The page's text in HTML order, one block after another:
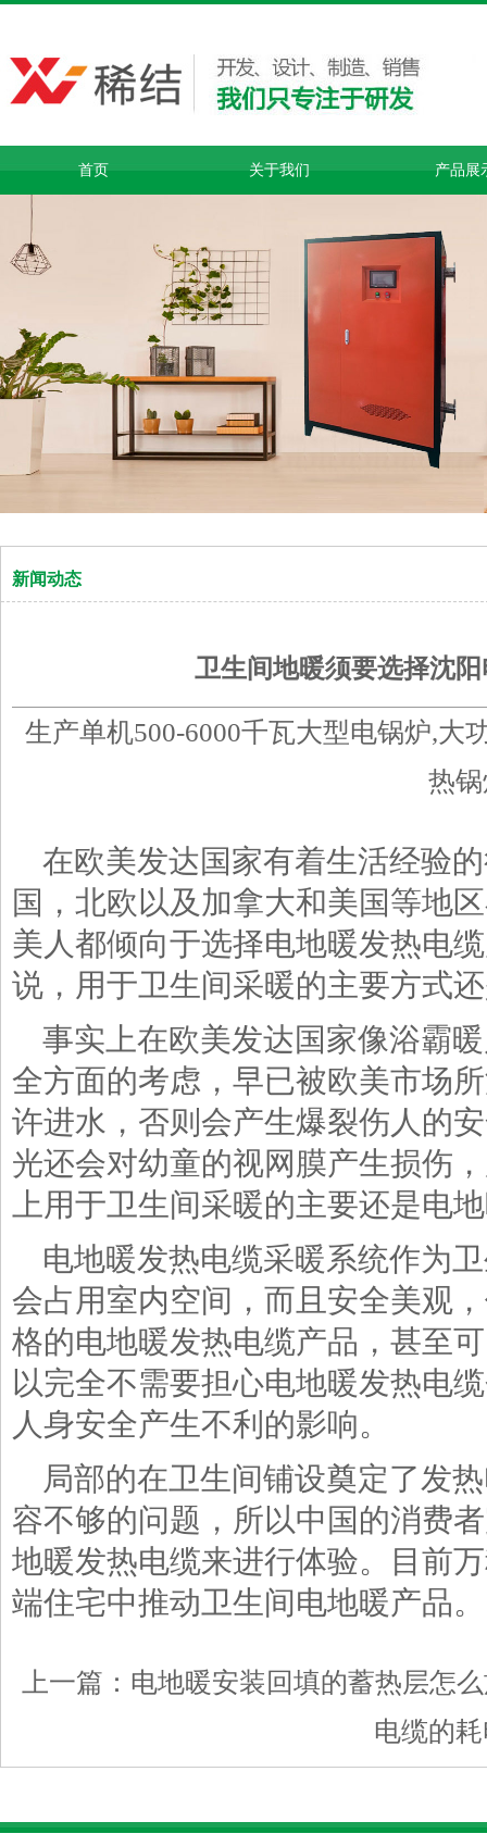
首页 关于我们 产品展
新闻动态
卫生间地暖须要选择沈
生产单机500-6000千瓦大型电锅炉,大
热
在欧美发达国家有着生活经验
国，北欧以及加拿大和美国等地
美人都倾向于选择电地暖发热电
说，用于卫生间采暖的主要方式
事实上在欧美发达国家像浴霸
全方面的考虑，早已被欧美市场
许进水，否则会产生爆裂伤人的
光还会对幼童的视网膜产生损伤
上用于卫生间采暖的主要还是电
电地暖发热电缆采暖系统作为
会占用室内空间，而且安全美观
格的电地暖发热电缆产品，甚至
以完全不需要担心电地暖发热电
人身安全产生不利的影响。
局部的在卫生间铺设奠定了发
容不够的问题，所以中国的消费
地暖发热电缆来进行体验。目前
端住宅中推动卫生间电地暖产品。
上一篇： 电地暖安装回填的蓄热层怎
电缆的